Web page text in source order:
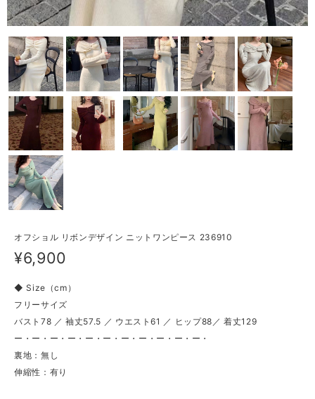
オフショル リボンデザイン ニットワンピース 236910
¥6,900
◆ Size（cm）
フリーサイズ
バスト78 ／ 袖丈57.5 ／ ウエスト61 ／ ヒップ88／ 着丈129
ー・ー・ー・ー・ー・ー・ー・ー・ー・ー・ー・
裏地：無し
伸縮性：有り